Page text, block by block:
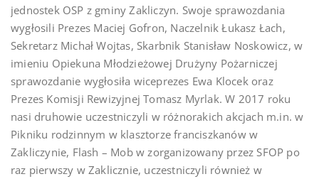
jednostek OSP z gminy Zakliczyn. Swoje sprawozdania
wygłosili Prezes Maciej Gofron, Naczelnik Łukasz Łach,
Sekretarz Michał Wojtas, Skarbnik Stanisław Noskowicz, w
imieniu Opiekuna Młodzieżowej Drużyny Pożarniczej
sprawozdanie wygłosiła wiceprezes Ewa Klocek oraz
Prezes Komisji Rewizyjnej Tomasz Myrlak. W 2017 roku
nasi druhowie uczestniczyli w różnorakich akcjach m.in. w
Pikniku rodzinnym w klasztorze franciszkanów w
Zakliczynie, Flash – Mob w zorganizowany przez SFOP po
raz pierwszy w Zaklicznie, uczestniczyli również w